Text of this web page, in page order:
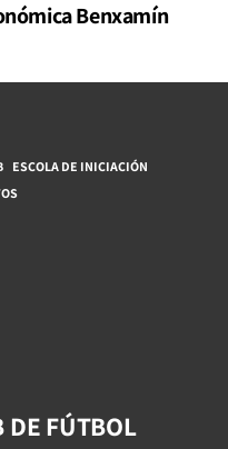
Benxamín
ESCOLA DE INICIACIÓN
DE FÚTBOL